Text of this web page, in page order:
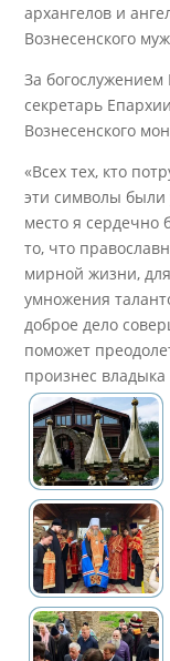
архангелов и
Вознесенского
За богослужением
секретарь
Вознесенского
«Всех тех, кто
эти символы были
место я сердечно
то, что
мирной жизни,
умножения
доброе дело
поможет
произнес